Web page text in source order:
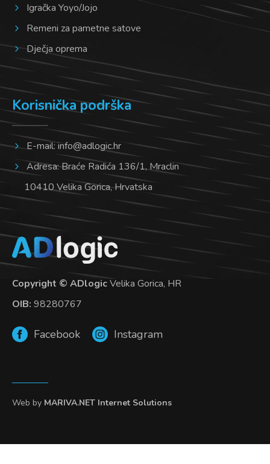
Igračka Yoyo/Jojo
Remeni za pametne satove
Dječja oprema
Korisnička podrška
E-mail:info@adlogic.hr
Adresa: Braće Radića 136/1, Mraclin
10410 Velika Gorica, Hrvatska
Copyright © ADlogicVelika Gorica, HR
OIB: 98280767
Facebook Instagram
Web by MARIVA.NET Internet Solutions